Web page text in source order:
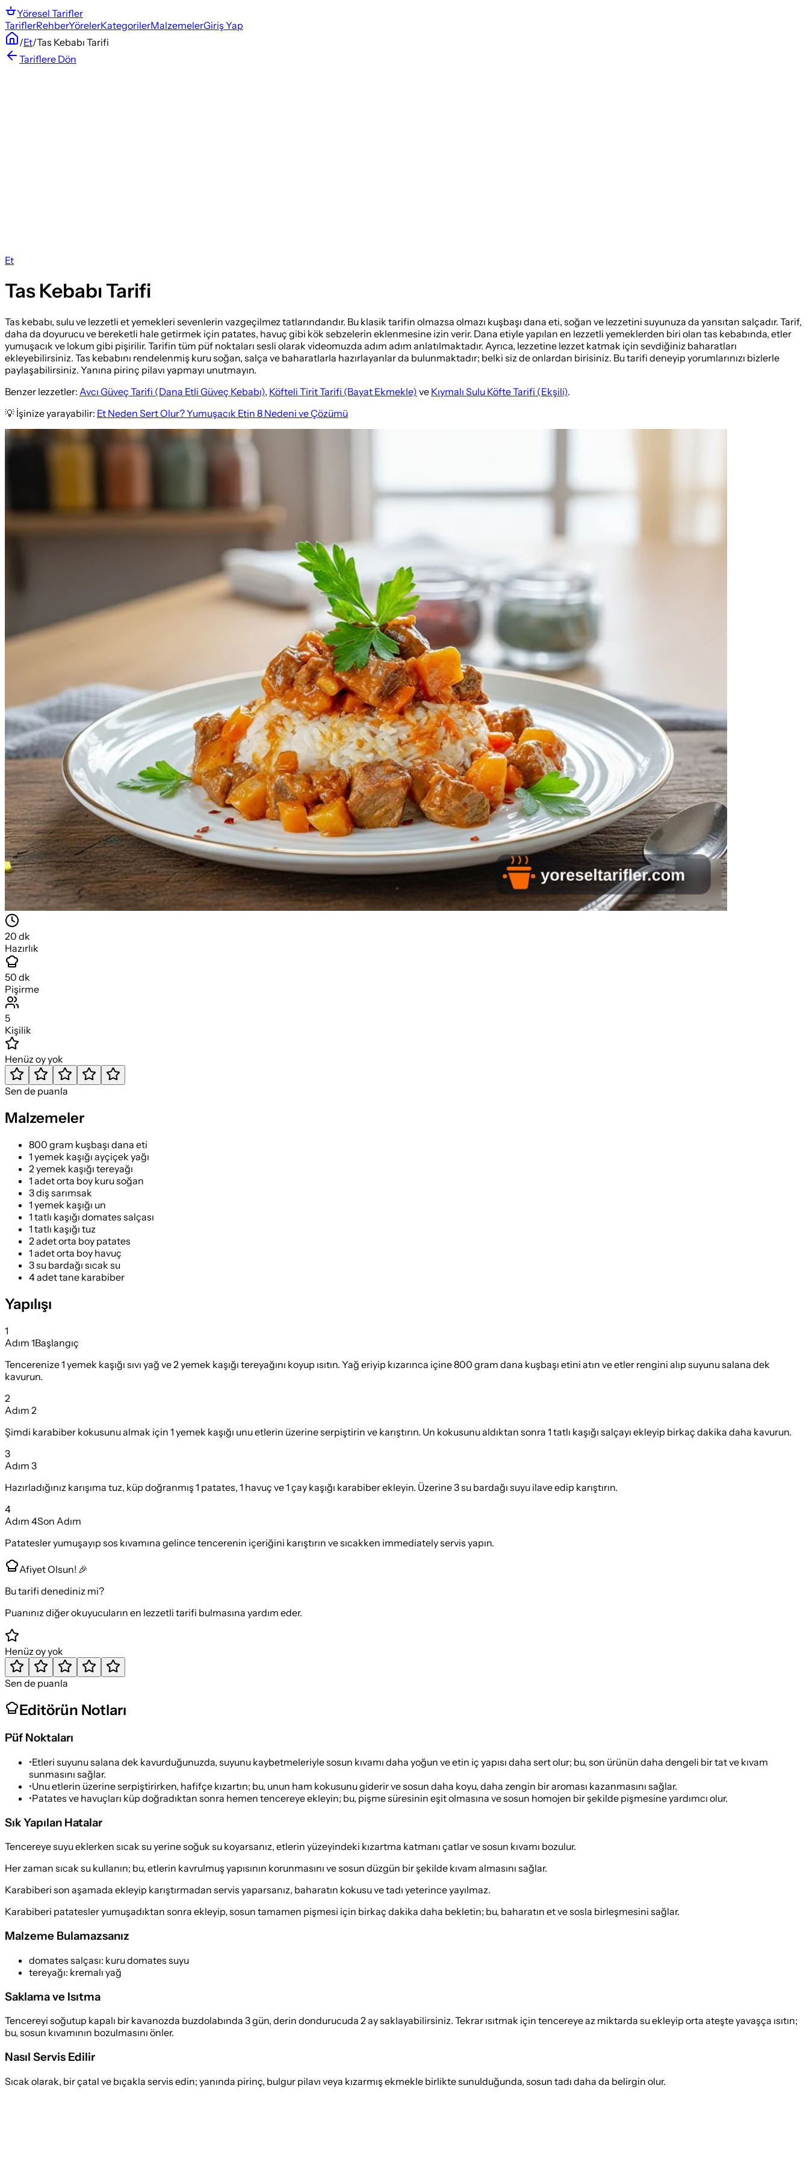
Yöresel Tarifler
TariflerRehberYörelerKategorilerMalzemelerGiriş Yap
/Et/Tas Kebabı Tarifi
Tariflere Dön
Et
Tas Kebabı Tarifi
Tas kebabı, sulu ve lezzetli et yemekleri sevenlerin vazgeçilmez tatlarındandır. Bu klasik tarifin olmazsa olmazı kuşbaşı dana eti, soğan ve lezzetini suyunuza da yansıtan salçadır. Tarif,
daha da doyurucu ve bereketli hale getirmek için patates, havuç gibi kök sebzelerin eklenmesine izin verir. Dana etiyle yapılan en lezzetli yemeklerden biri olan tas kebabında, etler
yumuşacık ve lokum gibi pişirilir. Tarifin tüm püf noktaları sesli olarak videomuzda adım adım anlatılmaktadır. Ayrıca, lezzetine lezzet katmak için sevdiğiniz baharatları
ekleyebilirsiniz. Tas kebabını rendelenmiş kuru soğan, salça ve baharatlarla hazırlayanlar da bulunmaktadır; belki siz de onlardan birisiniz. Bu tarifi deneyip yorumlarınızı bizlerle
paylaşabilirsiniz. Yanına pirinç pilavı yapmayı unutmayın.
Benzer lezzetler: Avcı Güveç Tarifi (Dana Etli Güveç Kebabı), Köfteli Tirit Tarifi (Bayat Ekmekle) ve Kıymalı Sulu Köfte Tarifi (Ekşili).
💡 İşinize yarayabilir: Et Neden Sert Olur? Yumuşacık Etin 8 Nedeni ve Çözümü
20 dk
Hazırlık
50 dk
Pişirme
5
Kişilik
Henüz oy yok
Sen de puanla
Malzemeler
800 gram kuşbaşı dana eti
1 yemek kaşığı ayçiçek yağı
2 yemek kaşığı tereyağı
1 adet orta boy kuru soğan
3 diş sarımsak
1 yemek kaşığı un
1 tatlı kaşığı domates salçası
1 tatlı kaşığı tuz
2 adet orta boy patates
1 adet orta boy havuç
3 su bardağı sıcak su
4 adet tane karabiber
Yapılışı
1
Adım 1Başlangıç
Tencerenize 1 yemek kaşığı sıvı yağ ve 2 yemek kaşığı tereyağını koyup ısıtın. Yağ eriyip kızarınca içine 800 gram dana kuşbaşı etini atın ve etler rengini alıp suyunu salana dek
kavurun.
2
Adım 2
Şimdi karabiber kokusunu almak için 1 yemek kaşığı unu etlerin üzerine serpiştirin ve karıştırın. Un kokusunu aldıktan sonra 1 tatlı kaşığı salçayı ekleyip birkaç dakika daha kavurun.
3
Adım 3
Hazırladığınız karışıma tuz, küp doğranmış 1 patates, 1 havuç ve 1 çay kaşığı karabiber ekleyin. Üzerine 3 su bardağı suyu ilave edip karıştırın.
4
Adım 4Son Adım
Patatesler yumuşayıp sos kıvamına gelince tencerenin içeriğini karıştırın ve sıcakken immediately servis yapın.
Afiyet Olsun! 🎉
Bu tarifi denediniz mi?
Puanınız diğer okuyucuların en lezzetli tarifi bulmasına yardım eder.
Henüz oy yok
Sen de puanla
Editörün Notları
Püf Noktaları
•Etleri suyunu salana dek kavurduğunuzda, suyunu kaybetmeleriyle sosun kıvamı daha yoğun ve etin iç yapısı daha sert olur; bu, son ürünün daha dengeli bir tat ve kıvam
sunmasını sağlar.
•Unu etlerin üzerine serpiştirirken, hafifçe kızartın; bu, unun ham kokusunu giderir ve sosun daha koyu, daha zengin bir aroması kazanmasını sağlar.
•Patates ve havuçları küp doğradıktan sonra hemen tencereye ekleyin; bu, pişme süresinin eşit olmasına ve sosun homojen bir şekilde pişmesine yardımcı olur.
Sık Yapılan Hatalar
Tencereye suyu eklerken sıcak su yerine soğuk su koyarsanız, etlerin yüzeyindeki kızartma katmanı çatlar ve sosun kıvamı bozulur.
Her zaman sıcak su kullanın; bu, etlerin kavrulmuş yapısının korunmasını ve sosun düzgün bir şekilde kıvam almasını sağlar.
Karabiberi son aşamada ekleyip karıştırmadan servis yaparsanız, baharatın kokusu ve tadı yeterince yayılmaz.
Karabiberi patatesler yumuşadıktan sonra ekleyip, sosun tamamen pişmesi için birkaç dakika daha bekletin; bu, baharatın et ve sosla birleşmesini sağlar.
Malzeme Bulamazsanız
domates salçası: kuru domates suyu
tereyağı: kremalı yağ
Saklama ve Isıtma
Tencereyi soğutup kapalı bir kavanozda buzdolabında 3 gün, derin dondurucuda 2 ay saklayabilirsiniz. Tekrar ısıtmak için tencereye az miktarda su ekleyip orta ateşte yavaşça ısıtın;
bu, sosun kıvamının bozulmasını önler.
Nasıl Servis Edilir
Sıcak olarak, bir çatal ve bıçakla servis edin; yanında pirinç, bulgur pilavı veya kızarmış ekmekle birlikte sunulduğunda, sosun tadı daha da belirgin olur.